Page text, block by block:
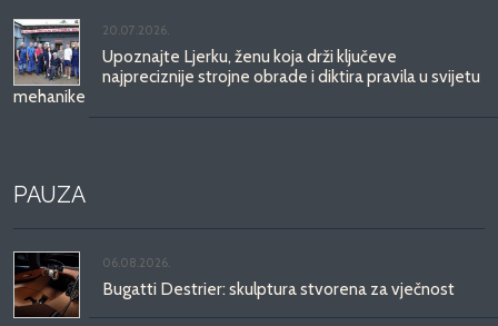
20.07.2026.
Upoznajte Ljerku, ženu koja drži ključeve
najpreciznije strojne obrade i diktira pravila u svijetu
mehanike
PAUZA
06.08.2026.
Bugatti Destrier: skulptura stvorena za vječnost